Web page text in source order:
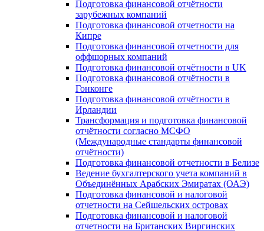
Подготовка финансовой отчётности
зарубежных компаний
Подготовка финансовой отчетности на
Кипре
Подготовка финансовой отчетности для
оффшорных компаний
Подготовка финансовой отчётности в UK
Подготовка финансовой отчётности в
Гонконге
Подготовка финансовой отчётности в
Ирландии
Трансформация и подготовка финансовой
отчётности согласно МСФО
(Международные стандарты финансовой
отчётности)
Подготовка финансовой отчетности в Белизе
Ведение бухгалтерского учета компаний в
Объединённых Арабских Эмиратах (ОАЭ)
Подготовка финансовой и налоговой
отчетности на Сейшельских островах
Подготовка финансовой и налоговой
отчетности на Британских Виргинских